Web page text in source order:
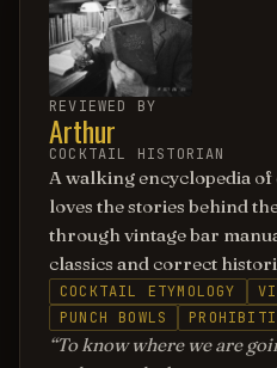
REVIEWED BY
Arthur
COCKTAIL HISTORIAN
A walking encyclopedia
loves the stories behind
through vintage bar
classics and correct
COCKTAIL ETYMOLOGY
PUNCH BOWLS
To know where we are